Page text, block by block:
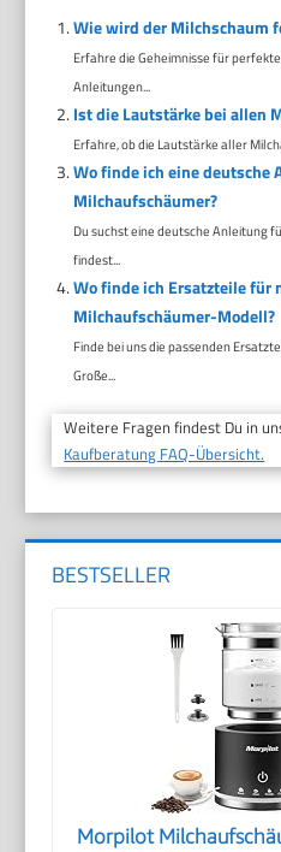
Wie wird der Milchschaum
Erfahre die Geheimnisse für
Anleitungen...
Ist die Lautstärke bei allen
Erfahre, ob die Lautstärke aller
Wo finde ich eine deutsche
Milchaufschäumer?
Du suchst eine deutsche Anleitung
findest...
Wo finde ich Ersatzteile für
Milchaufschäumer-Modell?
Finde bei uns die passenden
Große...
Weitere Fragen findest Du in
Kaufberatung FAQ-Übersicht.
BESTSELLER
Morpilot